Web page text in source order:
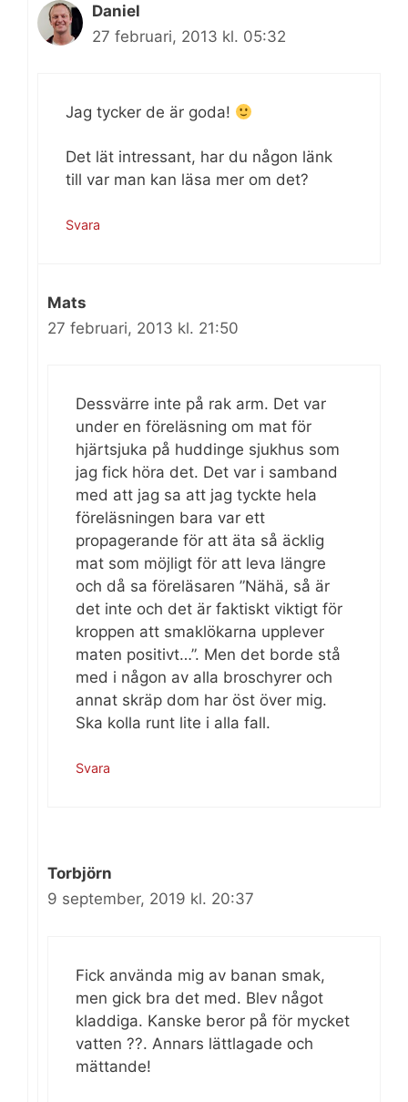
Daniel
27 februari, 2013 kl. 05:32
Jag tycker de är goda!
Det lät intressant, har du någon länk
till var man kan läsa mer om det?
Svara
Mats
27 februari, 2013 kl. 21:50
Dessvärre inte på rak arm. Det var
under en föreläsning om mat för
hjärtsjuka på huddinge sjukhus som
jag fick höra det. Det var i samband
med att jag sa att jag tyckte hela
föreläsningen bara var ett
propagerande för att äta så äcklig
mat som möjligt för att leva längre
och då sa föreläsaren ”Nähä, så är
det inte och det är faktiskt viktigt för
kroppen att smaklökarna upplever
maten positivt…”. Men det borde stå
med i någon av alla broschyrer och
annat skräp dom har öst över mig.
Ska kolla runt lite i alla fall.
Svara
Torbjörn
9 september, 2019 kl. 20:37
Fick använda mig av banan smak,
men gick bra det med. Blev något
kladdiga. Kanske beror på för mycket
vatten ??. Annars lättlagade och
mättande!